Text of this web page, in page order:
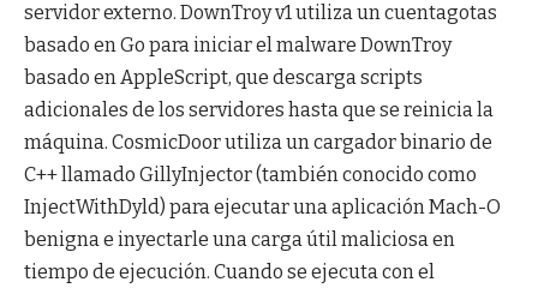
servidor externo. DownTroy v1 utiliza un cuentagotas
basado en Go para iniciar el malware DownTroy
basado en AppleScript, que descarga scripts
adicionales de los servidores hasta que se reinicia la
máquina. CosmicDoor utiliza un cargador binario de
C++ llamado GillyInjector (también conocido como
InjectWithDyld) para ejecutar una aplicación Mach-O
benigna e inyectarle una carga útil maliciosa en
tiempo de ejecución. Cuando se ejecuta con el